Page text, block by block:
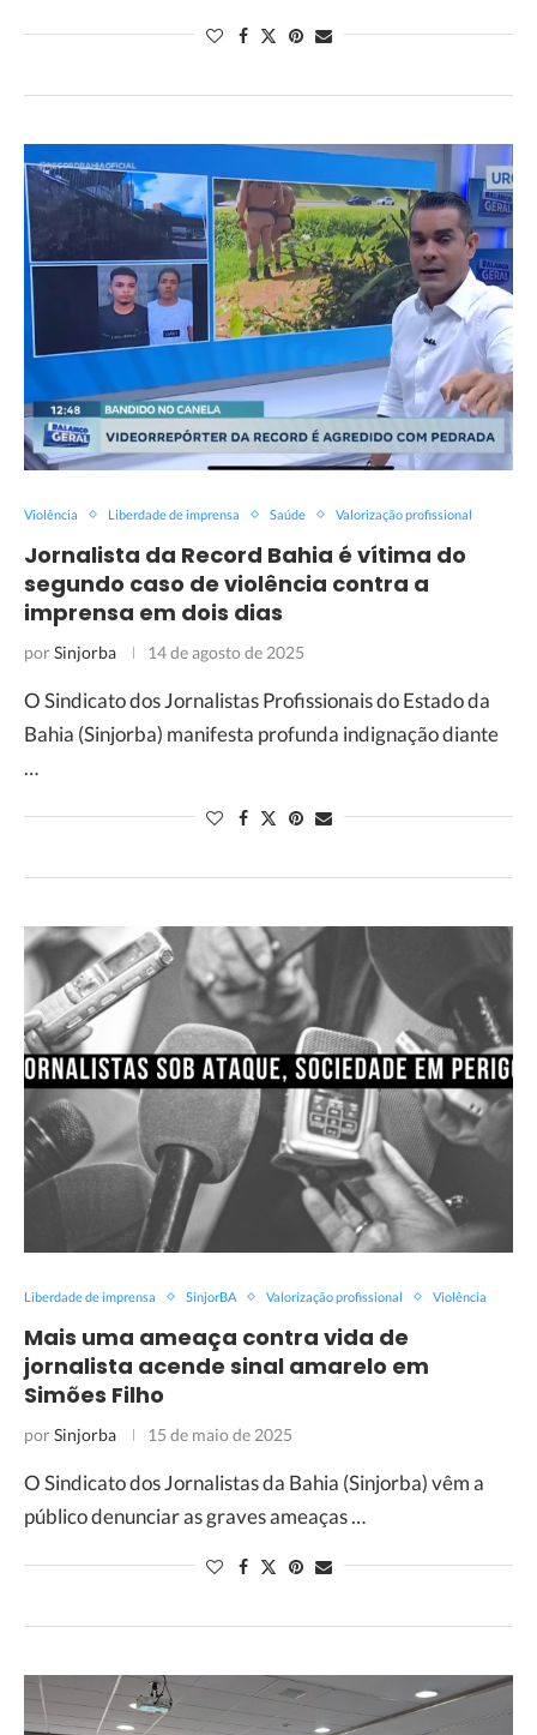
Violência Liberdade de imprensa Saúde Valorização profissional
Jornalista da Record Bahia é vítima do
segundo caso de violência contra a
imprensa em dois dias
porSinjorba 14 de agosto de 2025
O Sindicato dos Jornalistas Profissionais do Estado da
Bahia (Sinjorba) manifesta profunda indignação diante
…
Liberdade de imprensa SinjorBA Valorização profissional Violência
Mais uma ameaça contra vida de
jornalista acende sinal amarelo em
Simões Filho
porSinjorba 15 de maio de 2025
O Sindicato dos Jornalistas da Bahia (Sinjorba) vêm a
público denunciar as graves ameaças …